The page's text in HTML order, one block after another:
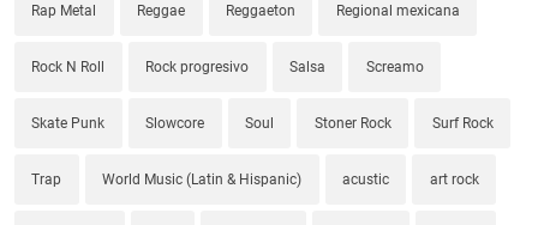
Rap Metal Reggae Reggaeton Regional mexicana
Rock N Roll Rock progresivo Salsa Screamo
Skate Punk Slowcore Soul Stoner Rock Surf Rock
Trap World Music (Latin & Hispanic) acustic art rock